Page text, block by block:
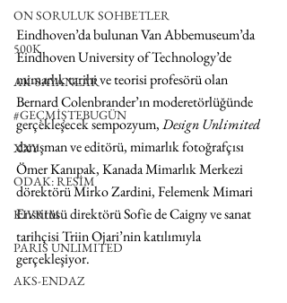
ON SORULUK SOHBETLER
500K
AK-SAYANLAR
#GEÇMİŞTEBUGÜN
XXY
ODAK: RESİM
KIVRIM
PARIS UNLIMITED
AKS-ENDAZ
Eindhoven’da bulunan Van Abbemuseum’da
Eindhoven University of Technology’de
mimarlık tarihi ve teorisi profesörü olan
Bernard Colenbrander’ın moderetörlüğünde
gerçekleşecek sempozyum, Design Unlimited
danışman ve editörü, mimarlık fotoğrafçısı
Ömer Kanıpak, Kanada Mimarlık Merkezi
dörektörü Mirko Zardini, Felemenk Mimari
Enstitüsü direktörü Sofie de Caigny ve sanat
tarihçisi Triin Ojari’nin katılımıyla
gerçekleşiyor.